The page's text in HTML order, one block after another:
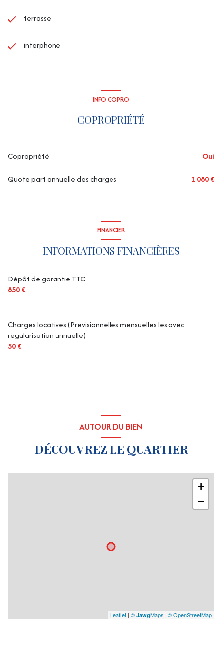
terrasse
interphone
INFO COPRO
COPROPRIÉTÉ
Copropriété Oui
Quote part annuelle des charges 1 080 €
FINANCIER
INFORMATIONS FINANCIÈRES
Dépôt de garantie TTC
850 €
Charges locatives (Previsionnelles mensuelles les avec
regularisation annuelle)
50 €
AUTOUR DU BIEN
DÉCOUVREZ LE QUARTIER
+
−
Leaflet | © JawgMaps | © OpenStreetMap